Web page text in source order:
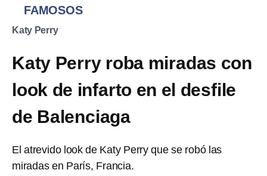
FAMOSOS
Katy Perry
Katy Perry roba miradas con
look de infarto en el desfile
de Balenciaga
El atrevido look de Katy Perry que se robó las
miradas en París, Francia.